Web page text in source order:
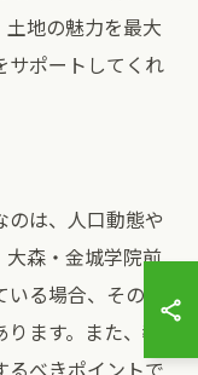
地の魅力を最大
サポートしてくれ
は、人口動態や
森・金城学院前
る場合、その地
ます。また、教
るべきポイントで